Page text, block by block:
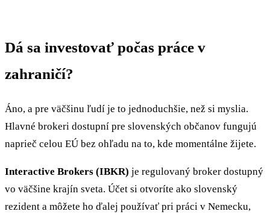
Dá sa investovať počas práce v
zahraničí?
Áno, a pre väčšinu ľudí je to jednoduchšie, než si myslia.
Hlavné brokeri dostupní pre slovenských občanov fungujú
naprieč celou EÚ bez ohľadu na to, kde momentálne žijete.
Interactive Brokers (IBKR) je regulovaný broker dostupný
vo väčšine krajín sveta. Účet si otvoríte ako slovenský
rezident a môžete ho ďalej používať pri práci v Nemecku,